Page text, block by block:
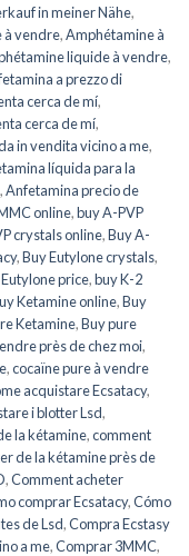
in meiner Nähe,
à vendre,Amphétamine à
liquide à vendre,
a prezzo di
cerca de mí,
cerca de mí,
in vendita vicino a me,
líquida para la
,Anfetamina precio de
online,buy A-PVP
crystals online,Buy A-
,Buy Eutylone crystals,
price,buy K-2
Ketamine online,Buy
Ketamine,Buy pure
près de chez moi,
,cocaïne pure à vendre
acquistare Ecsatacy,
i blotter Lsd,
la kétamine,comment
de la kétamine près de
,Comment acheter
comprar Ecsatacy,Cómo
de Lsd,Compra Ecstasy
a me,Comprar 3MMC,